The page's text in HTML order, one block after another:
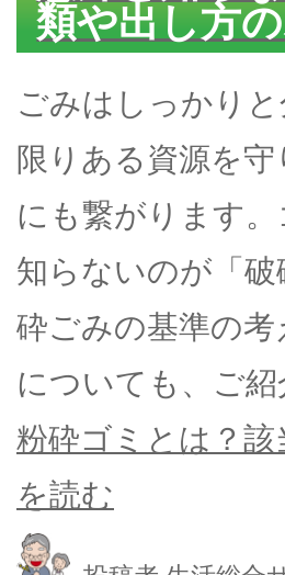
類や出し方
ごみはしっかり
限りある資源を
にも繋がります
知らないのが「
砕ごみの基準の
についても、ご
粉砕ゴミとは？
を読む